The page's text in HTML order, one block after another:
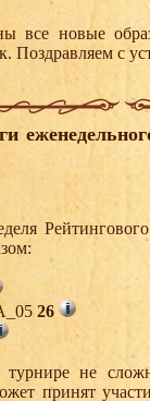
все новые
Поздравляем с
26
турнире не
принят